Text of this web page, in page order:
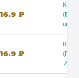
16.9 ₽
ш.) ↗
16.9 ₽
↗